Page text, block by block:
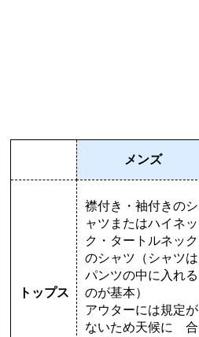
メンズ
トップス
襟付き・袖付きのシ
ャツまたはハイネッ
ク・タートルネック
のシャツ（シャツは
パンツの中に入れる
のが基本）
アウターには規定が
ないため天候に 合